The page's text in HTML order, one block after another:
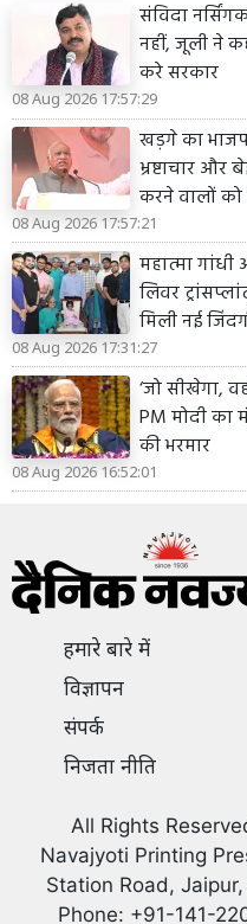
संविदा
नहीं, जूली ने
करे सरकार
08 Aug 2026 17:57:29
खड़गे का
भ्रष्टाचार और
करने वालों
08 Aug 2026 17:57:21
महात्मा
लिवर
मिली नई
08 Aug 2026 17:31:27
‘जो सीखेगा,
PM मोदी का
की भरमार
08 Aug 2026 16:52:01
हमारे बारे में
विज्ञापन
संपर्क
निजता नीति
All Rights
Navajyoti Printing
Station Road,
Phone: +91-141-